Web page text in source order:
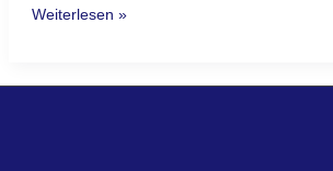
Weiterlesen »